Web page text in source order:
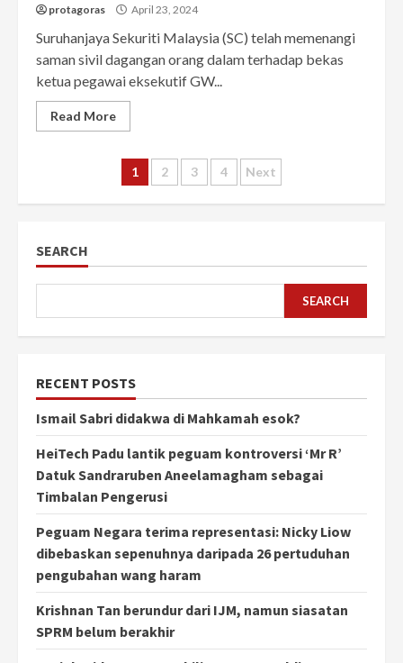
protagoras April 23, 2024
Suruhanjaya Sekuriti Malaysia (SC) telah memenangi
saman sivil dagangan orang dalam terhadap bekas
ketua pegawai eksekutif GW...
Read More
Posts
pagination
1 2 3 4 Next
SEARCH
SEARCH
RECENT POSTS
Ismail Sabri didakwa di Mahkamah esok?
HeiTech Padu lantik peguam kontroversi ‘Mr R’
Datuk Sandraruben Aneelamagham sebagai
Timbalan Pengerusi
Peguam Negara terima representasi: Nicky Liow
dibebaskan sepenuhnya daripada 26 pertuduhan
pengubahan wang haram
Krishnan Tan berundur dari IJM, namun siasatan
SPRM belum berakhir